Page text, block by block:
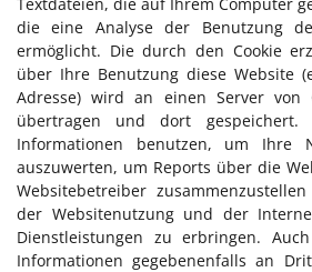
die eine Analyse der Benutzung
ermöglicht. Die durch den Cookie
über Ihre Benutzung diese Website
Adresse) wird an einen Server von
übertragen und dort gespeichert.
Informationen benutzen, um Ihre
auszuwerten, um Reports über die
Websitebetreiber
der Websitenutzung und der
Dienstleistungen zu erbringen.
Informationen gegebenenfalls an